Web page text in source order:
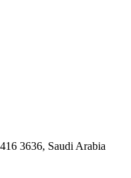
3636, Saudi Arabia